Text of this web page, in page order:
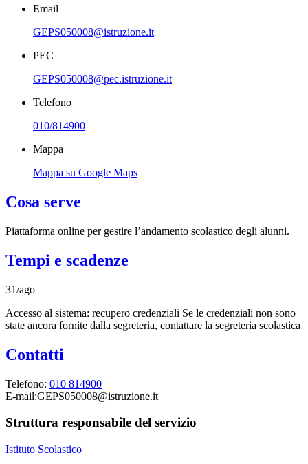
Email
GEPS050008@istruzione.it
PEC
GEPS050008@pec.istruzione.it
Telefono
010/814900
Mappa
Mappa su Google Maps
Cosa serve
Piattaforma online per gestire l’andamento scolastico degli alunni.
Tempi e scadenze
31/ago
Accesso al sistema: recupero credenziali Se le credenziali non sono
state ancora fornite dalla segreteria, contattare la segreteria scolastica
Contatti
Telefono: 010 814900
E-mail:GEPS050008@istruzione.it
Struttura responsabile del servizio
Istituto Scolastico